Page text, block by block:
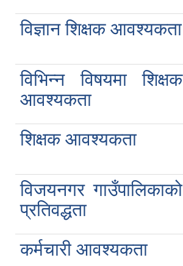
विज्ञान शिक्षक आवश्यकता
विभिन्न विषयमा शिक्षक
आवश्यकता
शिक्षक आवश्यकता
विजयनगर गाउँपालिकाको
प्रतिवद्धता
कर्मचारी आवश्यकता